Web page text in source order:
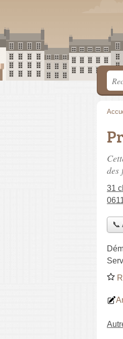
des
31
📞